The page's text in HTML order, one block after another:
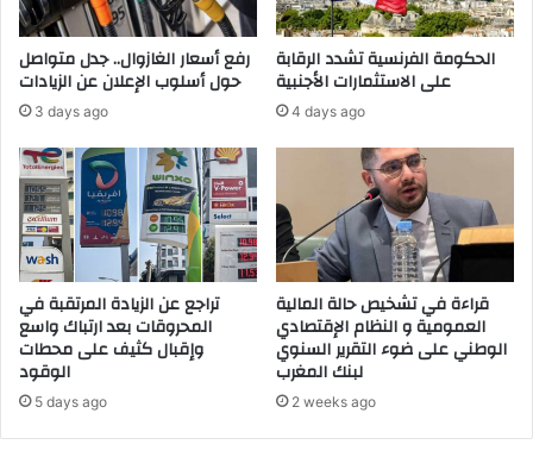
ل
ي
ا
أ
ي
م
أ
ه
م
ا
ل
ن
ا
ئ
ح
ل
ي
رفع أسعار الغازوال.. جدل متواصل
حول أسلوب الإعلان عن الزيادات
3 days ago
الحكومة الفرنسية تشدد الرقابة
على الاستثمارات الأجنبية
4 days ago
تراجع عن الزيادة المرتقبة في
المحروقات بعد ارتباك واسع
وإقبال كثيف على محطات
الوقود
5 days ago
قراءة في تشخيص حالة المالية
العمومية و النظام الإقتصادي
الوطني على ضوء التقرير السنوي
لبنك المغرب
2 weeks ago